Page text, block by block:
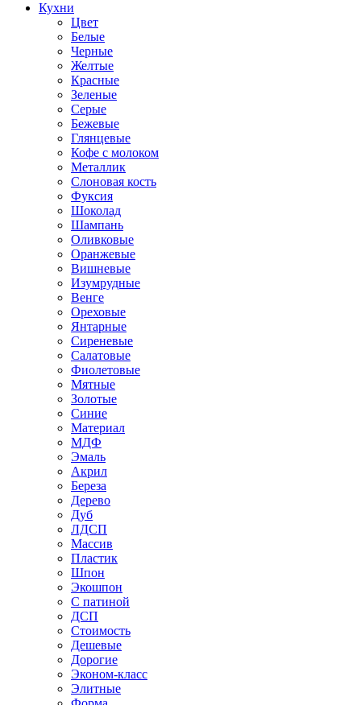
Кухни
Цвет
Белые
Черные
Желтые
Красные
Зеленые
Серые
Бежевые
Глянцевые
Кофе с молоком
Металлик
Слоновая кость
Фуксия
Шоколад
Шампань
Оливковые
Оранжевые
Вишневые
Изумрудные
Венге
Ореховые
Янтарные
Сиреневые
Салатовые
Фиолетовые
Мятные
Золотые
Синие
Материал
МДФ
Эмаль
Акрил
Береза
Дерево
Дуб
ЛДСП
Массив
Пластик
Шпон
Экошпон
С патиной
ДСП
Стоимость
Дешевые
Дорогие
Эконом-класс
Элитные